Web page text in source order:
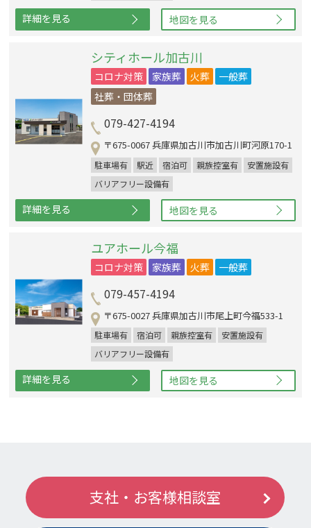
詳細を見る 地図を見る
シティホール加古川
コロナ対策 家族葬 火葬
一般葬
社葬・団体葬
079-427-4194
〒675-0067 兵庫県加古川市加古川町河原170-1
駐車場有 駅近 宿泊可 親族控室有
安置施設有
バリアフリー設備有
詳細を見る 地図を見る
ユアホール今福
コロナ対策 家族葬 火葬 一般葬
079-457-4194
〒675-0027 兵庫県加古川市尾上町今福533-1
駐車場有 宿泊可 親族控室有
安置施設有
バリアフリー設備有
詳細を見る 地図を見る
支社・お客様相談室